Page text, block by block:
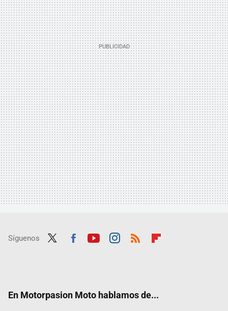
Síguenos
En Motorpasion Moto hablamos de...